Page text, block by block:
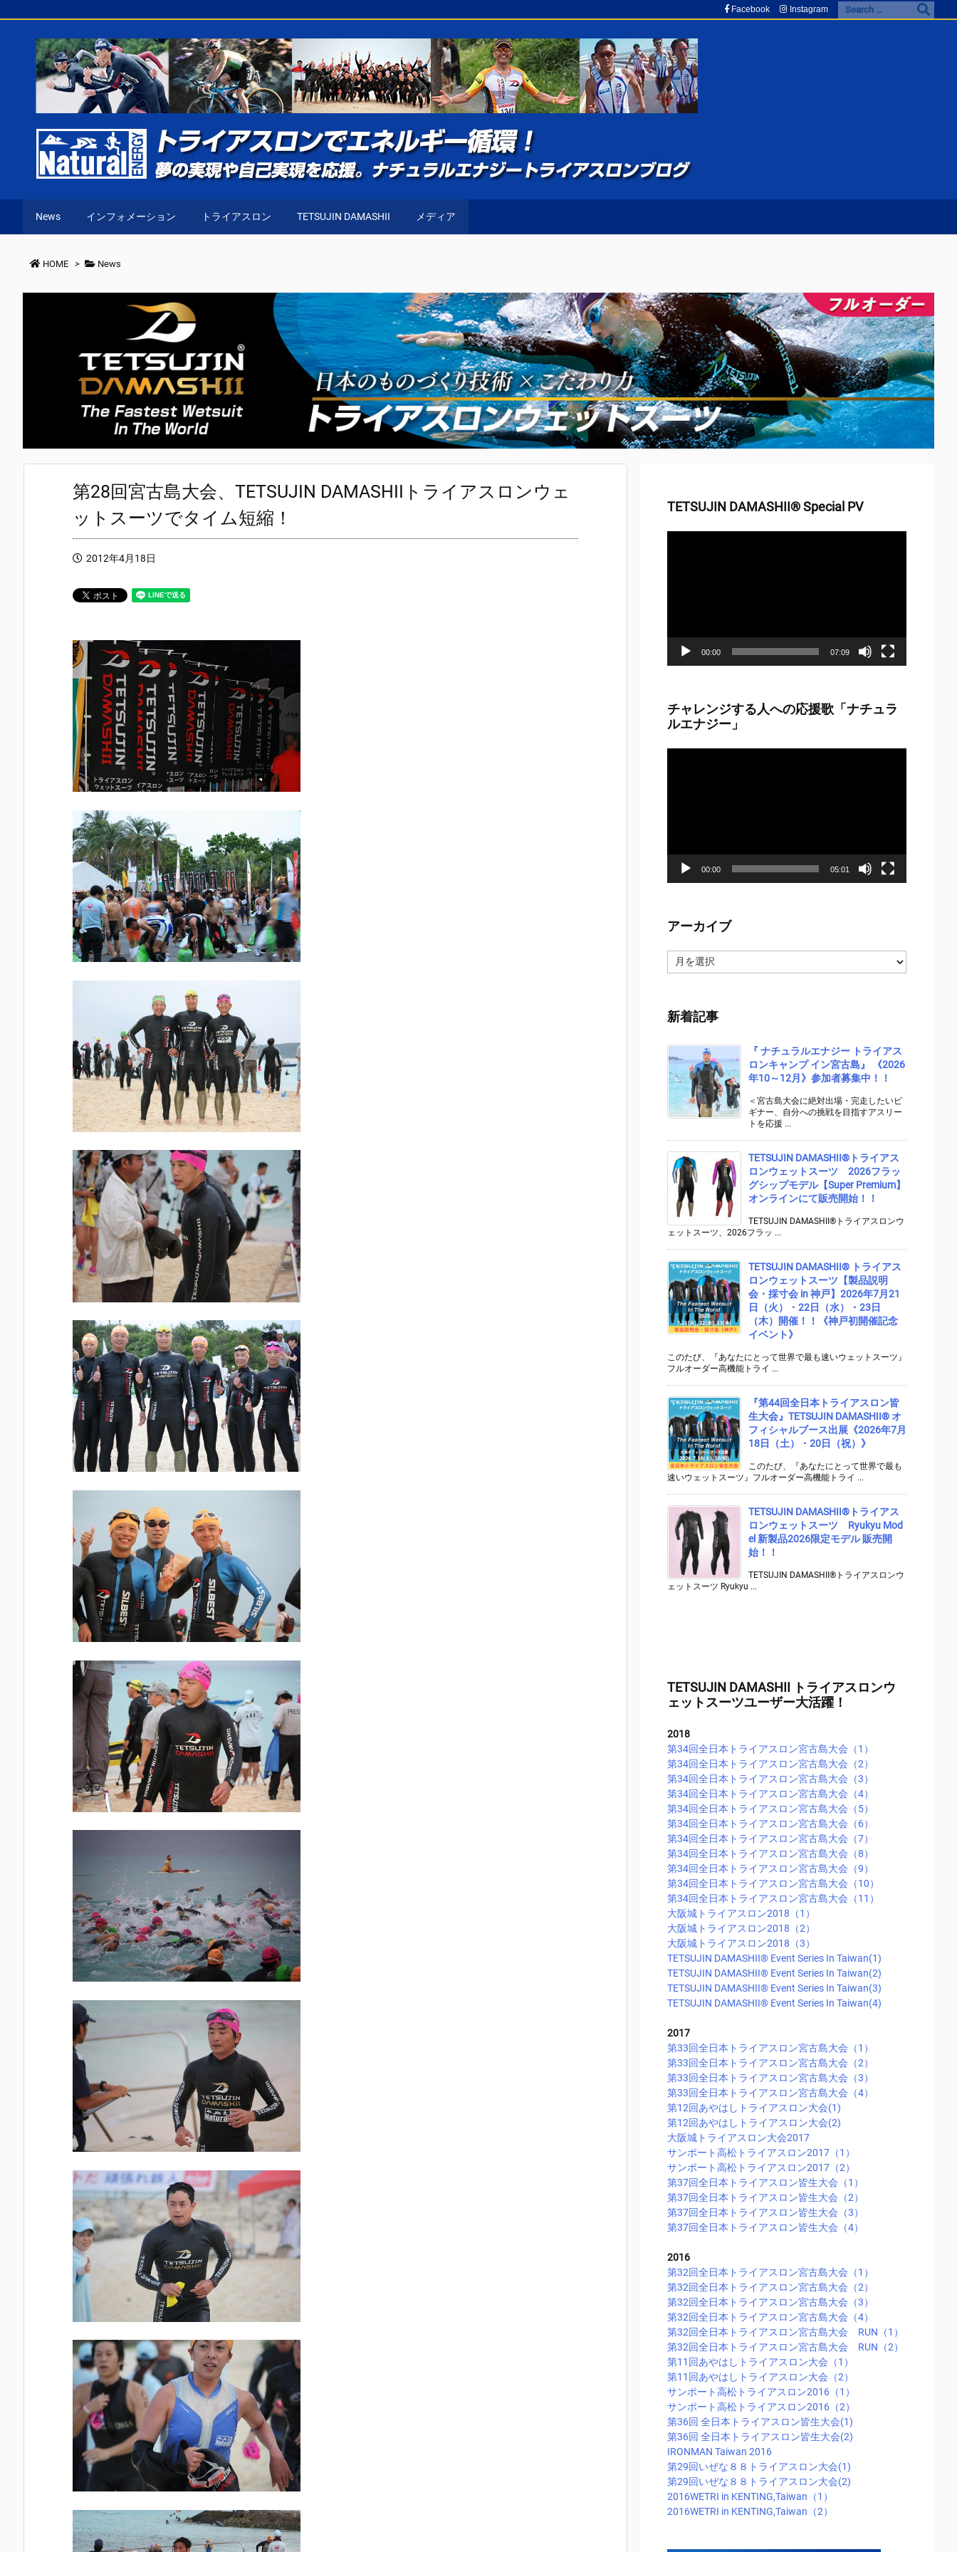
News インフォメーション トライアスロン TETSUJIN DAMASHII メディア
Facebook Instagram
HOME > News
第28回宮古島大会、TETSUJIN DAMASHIIトライアスロンウェ
ットスーツでタイム短縮！
2012年4月18日
TETSUJIN DAMASHII® Special PV
00:00 07:09
チャレンジする人への応援歌「ナチュラ
ルエナジー」
00:00 05:01
アーカイブ
ー
ブ
新着記事
『 ナチュラルエナジー トライアス
ロンキャンプ イン宮古島』 《2026
年10～12月》参加者募集中！！
＜宮古島大会に絶対出場・完走したいビ
ギナー、自分への挑戦を目指すアスリー
トを応援 ...
TETSUJIN DAMASHII®︎トライアス
ロンウェットスーツ 2026フラッ
グシップモデル【Super Premium】
オンラインにて販売開始！！
TETSUJIN DAMASHII®トライアスロンウ
ェットスーツ、2026フラッ ...
TETSUJIN DAMASHII® トライアス
ロンウェットスーツ【製品説明
会・採寸会 in 神戸】2026年7月21
日（火）・22日（水）・23日
（木）開催！！《神戸初開催記念
イベント》
このたび、『あなたにとって世界で最も速いウェットスーツ』
フルオーダー高機能トライ ...
『第44回全日本トライアスロン皆
生大会』TETSUJIN DAMASHII® オ
フィシャルブース出展《2026年7月
18日（土）・20日（祝）》
このたび、『あなたにとって世界で最も
速いウェットスーツ』フルオーダー高機能トライ ...
TETSUJIN DAMASHII®︎トライアス
ロンウェットスーツ Ryukyu Mod
el 新製品2026限定モデル 販売開
始！！
TETSUJIN DAMASHII®︎トライアスロンウ
ェットスーツ Ryukyu ...
TETSUJIN DAMASHII トライアスロンウ
ェットスーツユーザー大活躍！
2018
第34回全日本トライアスロン宮古島大会（1）
第34回全日本トライアスロン宮古島大会（2）
第34回全日本トライアスロン宮古島大会（3）
第34回全日本トライアスロン宮古島大会（4）
第34回全日本トライアスロン宮古島大会（5）
第34回全日本トライアスロン宮古島大会（6）
第34回全日本トライアスロン宮古島大会（7）
第34回全日本トライアスロン宮古島大会（8）
第34回全日本トライアスロン宮古島大会（9）
第34回全日本トライアスロン宮古島大会（10）
第34回全日本トライアスロン宮古島大会（11）
大阪城トライアスロン2018（1）
大阪城トライアスロン2018（2）
大阪城トライアスロン2018（3）
TETSUJIN DAMASHII®︎ Event Series In Taiwan(1)
TETSUJIN DAMASHII®︎ Event Series In Taiwan(2)
TETSUJIN DAMASHII®︎ Event Series In Taiwan(3)
TETSUJIN DAMASHII®︎ Event Series In Taiwan(4)
2017
第33回全日本トライアスロン宮古島大会（1）
第33回全日本トライアスロン宮古島大会（2）
第33回全日本トライアスロン宮古島大会（3）
第33回全日本トライアスロン宮古島大会（4）
第12回あやはしトライアスロン大会(1)
第12回あやはしトライアスロン大会(2)
大阪城トライアスロン大会2017
サンポート高松トライアスロン2017（1）
サンポート高松トライアスロン2017（2）
第37回全日本トライアスロン皆生大会（1）
第37回全日本トライアスロン皆生大会（2）
第37回全日本トライアスロン皆生大会（3）
第37回全日本トライアスロン皆生大会（4）
2016
第32回全日本トライアスロン宮古島大会（1）
第32回全日本トライアスロン宮古島大会（2）
第32回全日本トライアスロン宮古島大会（3）
第32回全日本トライアスロン宮古島大会（4）
第32回全日本トライアスロン宮古島大会 RUN（1）
第32回全日本トライアスロン宮古島大会 RUN（2）
第11回あやはしトライアスロン大会（1）
第11回あやはしトライアスロン大会（2）
サンポート高松トライアスロン2016（1）
サンポート高松トライアスロン2016（2）
第36回 全日本トライアスロン皆生大会(1)
第36回 全日本トライアスロン皆生大会(2)
IRONMAN Taiwan 2016
第29回いぜな８８トライアスロン大会(1)
第29回いぜな８８トライアスロン大会(2)
2016WETRI in KENTING,Taiwan（1）
2016WETRI in KENTING,Taiwan（2）